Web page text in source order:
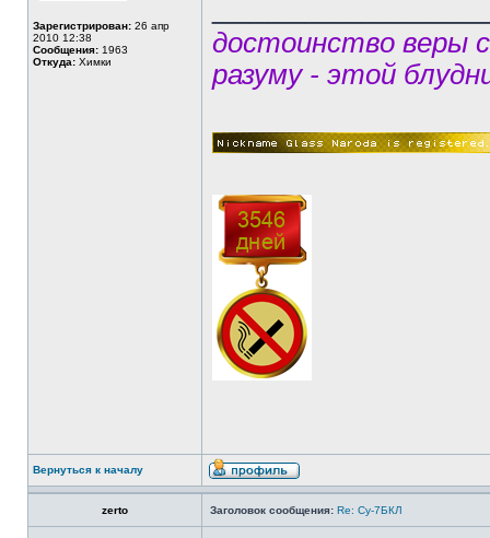
Зарегистрирован: 26 апр
2010 12:38
Сообщения: 1963
Откуда: Химки
достоинство веры
разуму - этой
Вернуться к началу
zerto Заголовок сообщения: Re: Су-7БКЛ